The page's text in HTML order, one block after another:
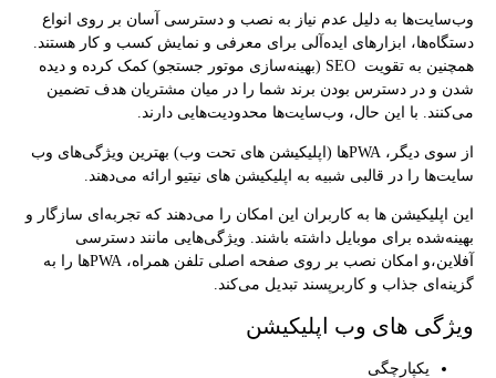
وب‌سایت‌ها به دلیل عدم نیاز به نصب و دسترسی آسان بر روی انواع
دستگاه‌ها، ابزارهای ایده‌آلی برای معرفی و نمایش کسب و کار هستند.
همچنین به تقویت SEO (بهینه‌سازی موتور جستجو) کمک کرده و دیده
شدن و در دسترس بودن برند شما را در میان مشتریان هدف تضمین
می‌کنند. با این حال، وب‌سایت‌ها محدودیت‌هایی دارند.
از سوی دیگر، PWAها (اپلیکیشن های تحت وب) بهترین ویژگی‌های وب‌
سایت‌ها را در قالبی شبیه به اپلیکیشن های نیتیو ارائه می‌دهند.
این اپلیکیشن ها به کاربران این امکان را می‌دهند که تجربه‌ای سازگار و
بهینه‌شده برای موبایل داشته باشند. ویژگی‌هایی مانند دسترسی
آفلاین،و امکان نصب بر روی صفحه اصلی تلفن همراه، PWAها را به
گزینه‌ای جذاب و کاربرپسند تبدیل می‌کند.
ویژگی های وب اپلیکیشن
یکپارچگی